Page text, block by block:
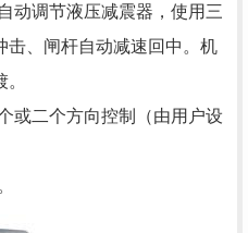
动调节液压减震器，使用三
击、闸杆自动减速回中。机
或二个方向控制（由用户设